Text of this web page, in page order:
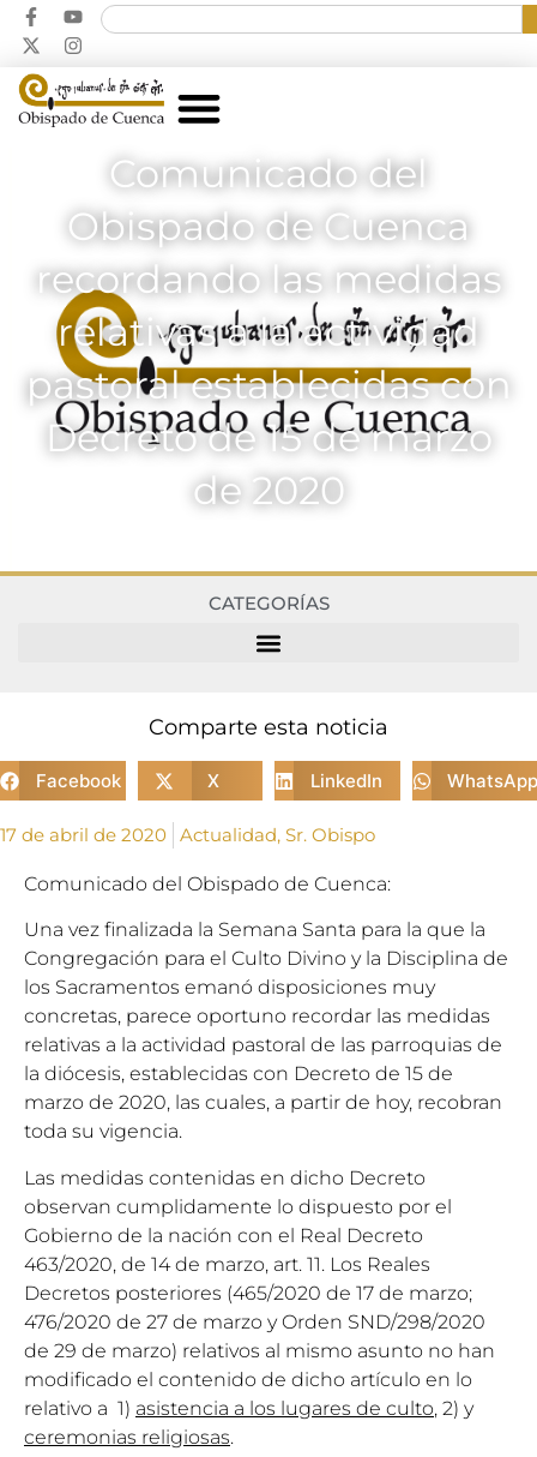
Comunicado del
Obispado de Cuenca
recordando las medidas
relativas a la actividad
pastoral establecidas con
Decreto de 15 de marzo
de 2020
CATEGORÍAS
Comparte esta noticia
Facebook X LinkedIn WhatsApp
17 de abril de 2020 Actualidad, Sr. Obispo
Comunicado del Obispado de Cuenca:
Una vez finalizada la Semana Santa para la que la
Congregación para el Culto Divino y la Disciplina de
los Sacramentos emanó disposiciones muy
concretas, parece oportuno recordar las medidas
relativas a la actividad pastoral de las parroquias de
la diócesis, establecidas con Decreto de 15 de
marzo de 2020, las cuales, a partir de hoy, recobran
toda su vigencia.
Las medidas contenidas en dicho Decreto
observan cumplidamente lo dispuesto por el
Gobierno de la nación con el Real Decreto
463/2020, de 14 de marzo, art. 11. Los Reales
Decretos posteriores (465/2020 de 17 de marzo;
476/2020 de 27 de marzo y Orden SND/298/2020
de 29 de marzo) relativos al mismo asunto no han
modificado el contenido de dicho artículo en lo
relativo a 1) asistencia a los lugares de culto, 2) y
ceremonias religiosas.